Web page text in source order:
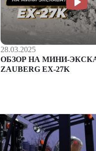
28.03.2025
ОБЗОР НА МИНИ-
ZAUBERG EX-27K